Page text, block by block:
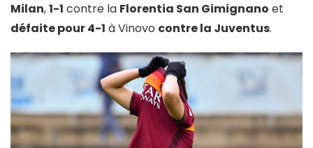
Milan,1-1 contre la Florentia San Gimignano et
défaite pour 4-1 à Vinovo contre la Juventus.